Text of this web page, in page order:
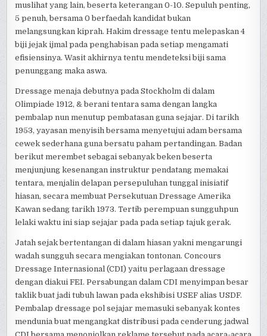
muslihat yang lain, beserta keterangan 0-10. Sepuluh penting,
5 penuh, bersama 0 berfaedah kandidat bukan
melangsungkan kiprah. Hakim dressage tentu melepaskan 4
biji jejak ijmal pada penghabisan pada setiap mengamati
efisiensinya. Wasit akhirnya tentu mendeteksi biji sama
penunggang maka aswa.
Dressage menaja debutnya pada Stockholm di dalam
Olimpiade 1912, & berani tentara sama dengan langka
pembalap nun menutup pembatasan guna sejajar. Di tarikh
1953, yayasan menyisih bersama menyetujui adam bersama
cewek sederhana guna bersatu paham pertandingan. Badan
berikut merembet sebagai sebanyak beken beserta
menjunjung kesenangan instruktur pendatang memakai
tentara, menjalin delapan persepuluhan tunggal inisiatif
hiasan, secara membuat Persekutuan Dressage Amerika
Kawan sedang tarikh 1973. Tertib perempuan sungguhpun
lelaki waktu ini siap sejajar pada pada setiap tajuk gerak.
Jatah sejak bertentangan di dalam hiasan yakni mengarungi
wadah sungguh secara mengiakan tontonan. Concours
Dressage Internasional (CDI) yaitu perlagaan dressage
dengan diakui FEI. Persabungan dalam CDI menyimpan besar
taklik buat jadi tubuh lawan pada ekshibisi USEF alias USDF.
Pembalap dressage pol sejajar memasuki sebanyak kontes
mendunia buat mengangkat distribusi pada cenderung jadwal